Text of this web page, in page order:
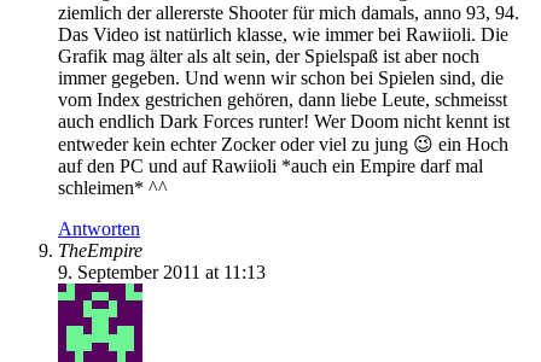
ziemlich der allererste Shooter für mich damals, anno 93, 94.
Das Video ist natürlich klasse, wie immer bei Rawiioli. Die
Grafik mag älter als alt sein, der Spielspaß ist aber noch
immer gegeben. Und wenn wir schon bei Spielen sind, die
vom Index gestrichen gehören, dann liebe Leute, schmeisst
auch endlich Dark Forces runter! Wer Doom nicht kennt ist
entweder kein echter Zocker oder viel zu jung 😉 ein Hoch
auf den PC und auf Rawiioli *auch ein Empire darf mal
schleimen* ^^
Antworten
TheEmpire
9. September 2011 at 11:13